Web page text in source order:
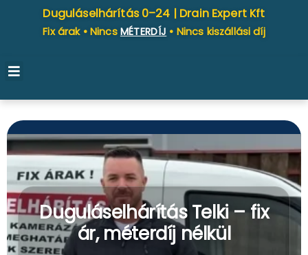
Duguláselhárítás 0–24 | Drain Expert Kft
Fix árak • Nincs MÉTERDÍJ • Nincs kiszállási díj
Duguláselhárítás Telki – fix
ár, méterdíj nélkül